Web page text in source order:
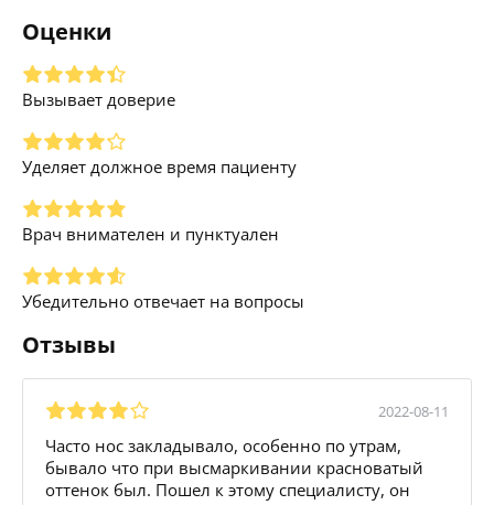
Оценки
Вызывает доверие
Уделяет должное время пациенту
Врач внимателен и пунктуален
Убедительно отвечает на вопросы
Отзывы
2022-08-11
Часто нос закладывало, особенно по утрам,
бывало что при высмаркивании красноватый
оттенок был. Пошел к этому специалисту, он